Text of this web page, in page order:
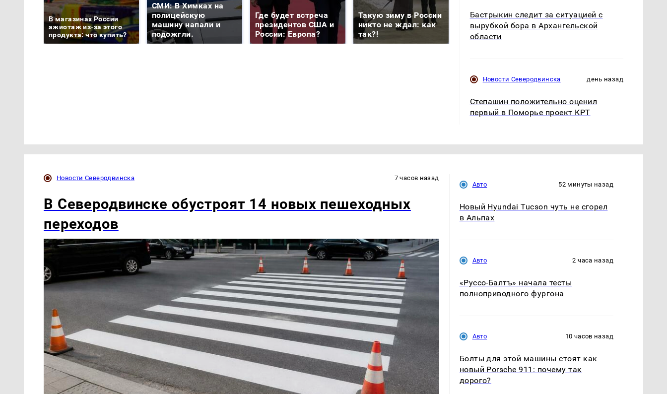
В магазинах России
ажиотаж из-за этого
продукта: что купить?
СМИ: В Химках на
полицейскую
машину напали и
подожгли.
Где будет встреча
президентов США и
России: Европа?
Такую зиму в России
никто не ждал: как
так?!
На Урале из казны
были украдены 18
миллионов рублей
Как выглядит место
крушение вертолета на
Бастрыкин следит за ситуацией с
вырубкой бора в Архангельской
области
Новости Северодвинска день назад
Степашин положительно оценил
первый в Поморье проект КРТ
Новости Северодвинска 7 часов назад
В Северодвинске обустроят 14 новых пешеходных
переходов
Авто 52 минуты назад
Новый Hyundai Tucson чуть не сгорел
в Альпах
Авто 2 часа назад
«Руссо-Балтъ» начала тесты
полноприводного фургона
Авто 10 часов назад
Болты для этой машины стоят как
новый Porsche 911: почему так
дорого?